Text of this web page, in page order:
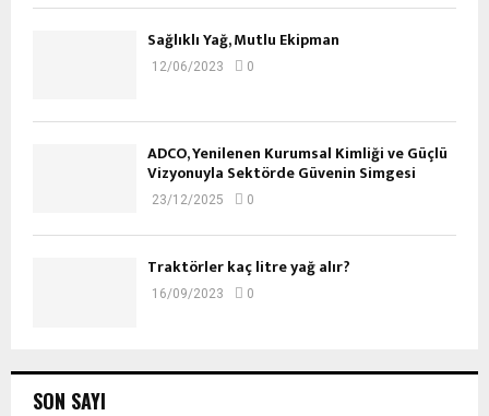
Sağlıklı Yağ, Mutlu Ekipman
12/06/2023 0
ADCO, Yenilenen Kurumsal Kimliği ve Güçlü
Vizyonuyla Sektörde Güvenin Simgesi
23/12/2025 0
Traktörler kaç litre yağ alır?
16/09/2023 0
SON SAYI